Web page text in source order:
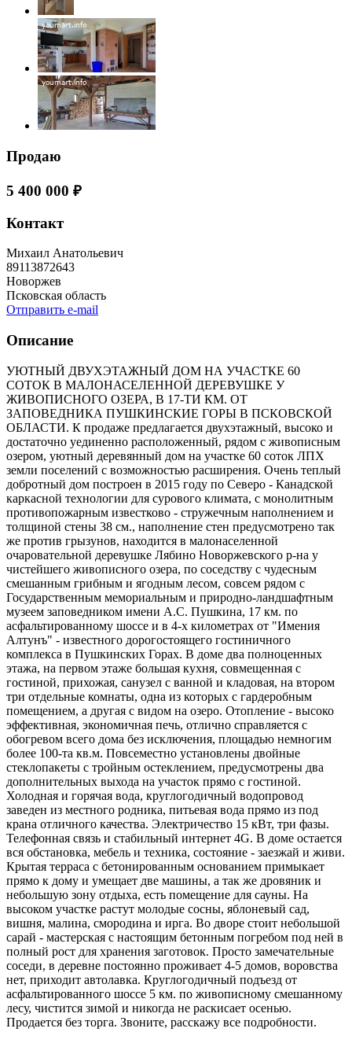
Продаю
5 400 000 ₽
Контакт
Михаил Анатольевич
89113872643
Новоржев
Псковская область
Отправить e-mail
Описание
УЮТНЫЙ ДВУХЭТАЖНЫЙ ДОМ НА УЧАСТКЕ 60
СОТОК В МАЛОНАСЕЛЕННОЙ ДЕРЕВУШКЕ У
ЖИВОПИСНОГО ОЗЕРА, В 17-ТИ КМ. ОТ
ЗАПОВЕДНИКА ПУШКИНСКИЕ ГОРЫ В ПСКОВСКОЙ
ОБЛАСТИ. К продаже предлагается двухэтажный, высоко и
достаточно уединенно расположенный, рядом с живописным
озером, уютный деревянный дом на участке 60 соток ЛПХ
земли поселений с возможностью расширения. Очень теплый
добротный дом построен в 2015 году по Северо - Канадской
каркасной технологии для сурового климата, с монолитным
противопожарным известково - стружечным наполнением и
толщиной стены 38 см., наполнение стен предусмотрено так
же против грызунов, находится в малонаселенной
очаровательной деревушке Лябино Новоржевского р-на у
чистейшего живописного озера, по соседству с чудесным
смешанным грибным и ягодным лесом, совсем рядом с
Государственным мемориальным и природно-ландшафтным
музеем заповедником имени А.С. Пушкина, 17 км. по
асфальтированному шоссе и в 4-х километрах от "Имения
Алтунъ" - известного дорогостоящего гостиничного
комплекса в Пушкинских Горах. В доме два полноценных
этажа, на первом этаже большая кухня, совмещенная с
гостиной, прихожая, санузел с ванной и кладовая, на втором
три отдельные комнаты, одна из которых с гардеробным
помещением, а другая с видом на озеро. Отопление - высоко
эффективная, экономичная печь, отлично справляется с
обогревом всего дома без исключения, площадью немногим
более 100-та кв.м. Повсеместно установлены двойные
стеклопакеты с тройным остеклением, предусмотрены два
дополнительных выхода на участок прямо с гостиной.
Холодная и горячая вода, круглогодичный водопровод
заведен из местного родника, питьевая вода прямо из под
крана отличного качества. Электричество 15 кВт, три фазы.
Телефонная связь и стабильный интернет 4G. В доме остается
вся обстановка, мебель и техника, состояние - заезжай и живи.
Крытая терраса с бетонированным основанием примыкает
прямо к дому и умещает две машины, а так же дровяник и
небольшую зону отдыха, есть помещение для сауны. На
высоком участке растут молодые сосны, яблоневый сад,
вишня, малина, смородина и ирга. Во дворе стоит небольшой
сарай - мастерская с настоящим бетонным погребом под ней в
полный рост для хранения заготовок. Просто замечательные
соседи, в деревне постоянно проживает 4-5 домов, воровства
нет, приходит автолавка. Круглогодичный подъезд от
асфальтированного шоссе 5 км. по живописному смешанному
лесу, чистится зимой и никогда не раскисает осенью.
Продается без торга. Звоните, расскажу все подробности.